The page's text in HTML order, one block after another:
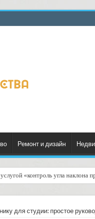
Ремонт и дизайн
«контроль угла наклона
для магазинов товаров для
для студии: простое